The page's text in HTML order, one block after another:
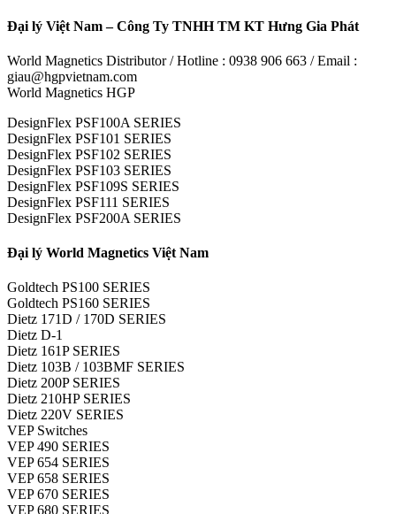
Đại lý Việt Nam – Công Ty TNHH TM KT Hưng Gia Phát
World Magnetics Distributor / Hotline : 0938 906 663 / Email :
giau@hgpvietnam.com
World Magnetics HGP
DesignFlex PSF100A SERIES
DesignFlex PSF101 SERIES
DesignFlex PSF102 SERIES
DesignFlex PSF103 SERIES
DesignFlex PSF109S SERIES
DesignFlex PSF111 SERIES
DesignFlex PSF200A SERIES
Đại lý World Magnetics Việt Nam
Goldtech PS100 SERIES
Goldtech PS160 SERIES
Dietz 171D / 170D SERIES
Dietz D-1
Dietz 161P SERIES
Dietz 103B / 103BMF SERIES
Dietz 200P SERIES
Dietz 210HP SERIES
Dietz 220V SERIES
VEP Switches
VEP 490 SERIES
VEP 654 SERIES
VEP 658 SERIES
VEP 670 SERIES
VEP 680 SERIES